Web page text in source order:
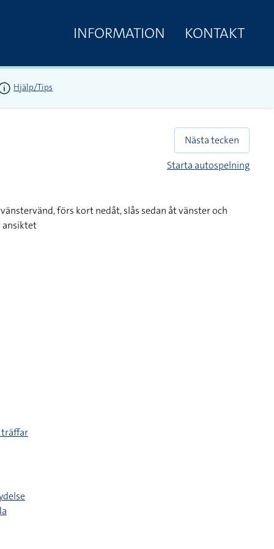
INFORMATION KONTAKT
Hjälp/Tips
Nästa tecken
Starta autospelning
förs kort nedåt, slås sedan åt vänster och
ansiktet
träffar